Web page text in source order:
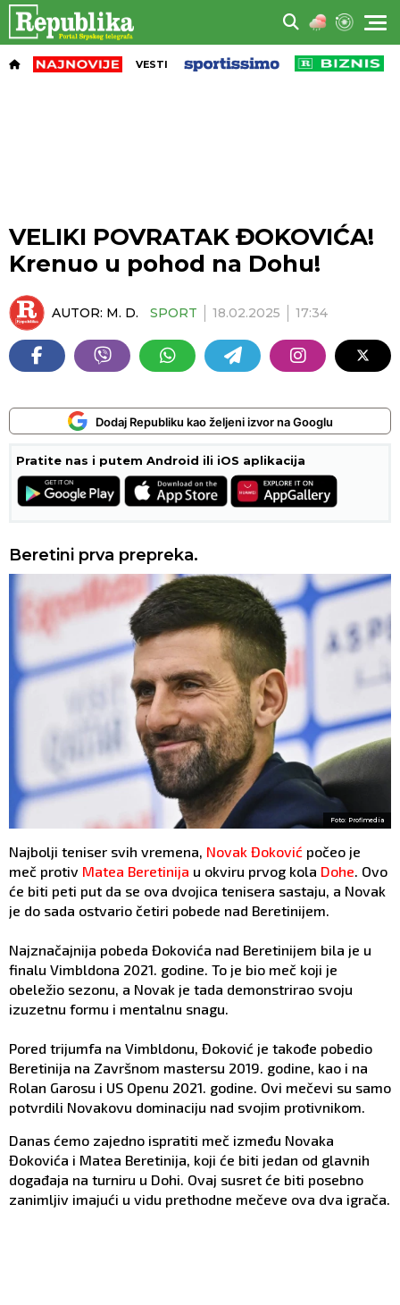
VESTI
VELIKI POVRATAK ĐOKOVIĆA!
Krenuo u pohod na Dohu!
AUTOR: M. D. SPORT 18.02.2025 17:34
Dodaj Republiku kao željeni izvor na Googlu
Pratite nas i putem Android ili iOS aplikacija
Beretini prva prepreka.
Foto: Profimedia
Najbolji teniser svih vremena, Novak Đoković počeo je
meč protiv Matea Beretinija u okviru prvog kola Dohe. Ovo
će biti peti put da se ova dvojica tenisera sastaju, a Novak
je do sada ostvario četiri pobede nad Beretinijem.
Najznačajnija pobeda Đokovića nad Beretinijem bila je u
finalu Vimbldona 2021. godine. To je bio meč koji je
obeležio sezonu, a Novak je tada demonstrirao svoju
izuzetnu formu i mentalnu snagu.
Pored trijumfa na Vimbldonu, Đoković je takođe pobedio
Beretinija na Završnom mastersu 2019. godine, kao i na
Rolan Garosu i US Openu 2021. godine. Ovi mečevi su samo
potvrdili Novakovu dominaciju nad svojim protivnikom.
Danas ćemo zajedno ispratiti meč između Novaka
Đokovića i Matea Beretinija, koji će biti jedan od glavnih
događaja na turniru u Dohi. Ovaj susret će biti posebno
zanimljiv imajući u vidu prethodne mečeve ova dva igrača.